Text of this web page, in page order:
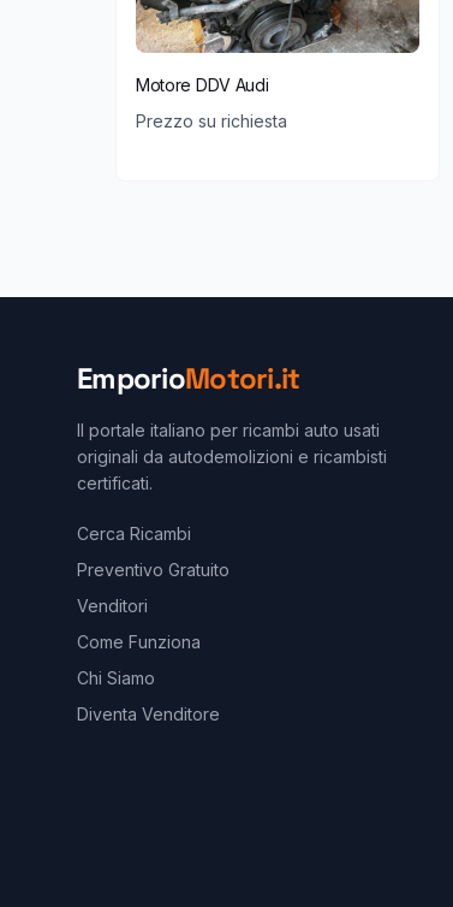
Motore DDV Audi
Prezzo su richiesta
EmporioMotori.it
Il portale italiano per ricambi auto usati
originali da autodemolizioni e ricambisti
certificati.
Cerca Ricambi
Preventivo Gratuito
Venditori
Come Funziona
Chi Siamo
Diventa Venditore